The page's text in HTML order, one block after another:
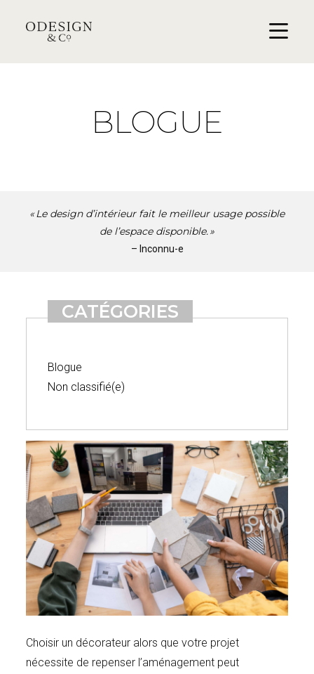
BLOGUE
« Le design d’intérieur fait le meilleur usage possible
de l’espace disponible. »
– Inconnu-e
Choisir un décorateur alors que votre projet
nécessite de repenser l’aménagement peut
CATÉGORIES
Blogue
Non classifié(e)